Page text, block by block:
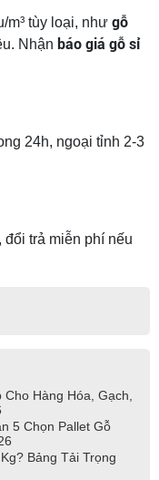
m³ tùy loại, như gỗ
Nhận báo giá gỗ sỉ
24h, ngoại tỉnh 2-3
trả miễn phí nếu
Hàng Hóa, Gạch,
5 Chọn Pallet Gỗ
Bảng Tải Trọng